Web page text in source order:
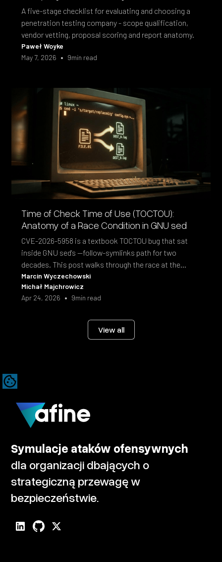
A five-stage checklist for evaluating and choosing a
penetration testing company - scope qualification,
vendor vetting, proposal scoring and report anatomy.
Paweł Woyke
May 7, 2026 • 9min read
Time of Check Time of Use (TOCTOU):
Anatomy of a Race Condition in GNU sed
CVE-2026-5958 is a textbook TOCTOU bug that sat
inside GNU sed's --follow-symlinks path for two
decades. This post walks through the race at the
syscall level and the fix shipped in sed 4.10.
Marcin Wyczechowski
Michał Majchrowicz
Apr 24, 2026 • 9min read
View all
Symulacje ataków ofensywnych
dla organizacji dbających o
strategiczną przewagę w
bezpieczeństwie.